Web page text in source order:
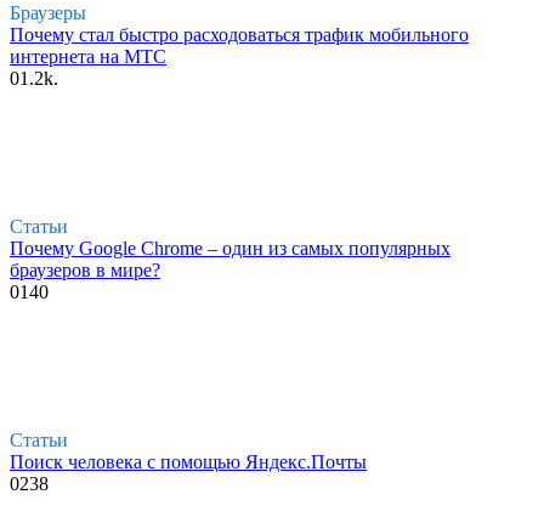
Браузеры
Почему стал быстро расходоваться трафик мобильного
интернета на МТС
01.2k.
Статьи
Почему Google Chrome – один из самых популярных
браузеров в мире?
0140
Статьи
Поиск человека с помощью Яндекс.Почты
0238